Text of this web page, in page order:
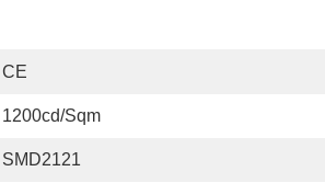
CE
1200cd/sqm
SMD2121